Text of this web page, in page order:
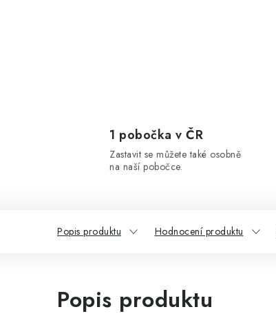
1 pobočka v ČR
Zastavit se můžete také osobně
na naší pobočce.
Popis produktu Hodnocení produktu
Popis produktu